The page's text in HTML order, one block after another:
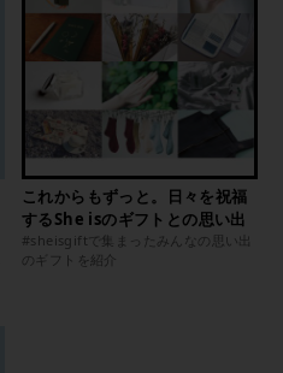
これからもずっと。日々を祝福
するShe isのギフトとの思い出
#sheisgiftで集まったみんなの思い出
のギフトを紹介